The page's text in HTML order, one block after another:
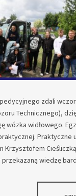
zdali
Technicznego),
wózka widłowego.
Praktyczne
Krzysztofem
wiedzę